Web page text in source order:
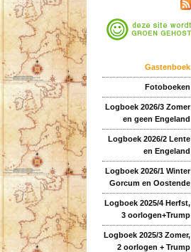
Gastenboek
Fotoboeken
Logboek 2026/3 Zomer
en geen Engeland
Logboek 2026/2 Lente
en Engeland
Logboek 2026/1 Winter
Gorcum en Oostende
Logboek 2025/4 Herfst,
3 oorlogen+Trump
Logboek 2025/3 Zomer,
2 oorlogen + Trump